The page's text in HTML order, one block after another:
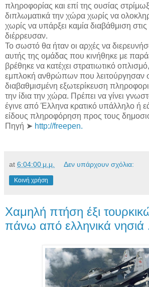
πληροφορίας και επί της ουσίας
διπλωματικά την χώρα χωρίς να
χωρίς να υπάρξει καμία διαβάθμιση
διέρρευσαν.
Το σωστό θα ήταν οι αρχές να
αυτής της ομάδας που κινήθηκε με
βρέθηκε να κατέχει στρατιωτικό
εμπλοκή ανθρώπων που λειτούργησαν
διαβαθμισμένη εξωτερίκευση
την ίδια την χώρα. Πρέπει να γίνει
έγινε από Έλληνα κρατικό υπάλληλο ή
είδους πληροφόρηση προς τους
Πηγή ➤ http://freepen.
at 6:04:00 μ.μ. Δεν υπάρχουν σχόλια:
Κοινή χρήση
Xαμηλή πτήση έξι
πάνω από ελληνικά νησιά